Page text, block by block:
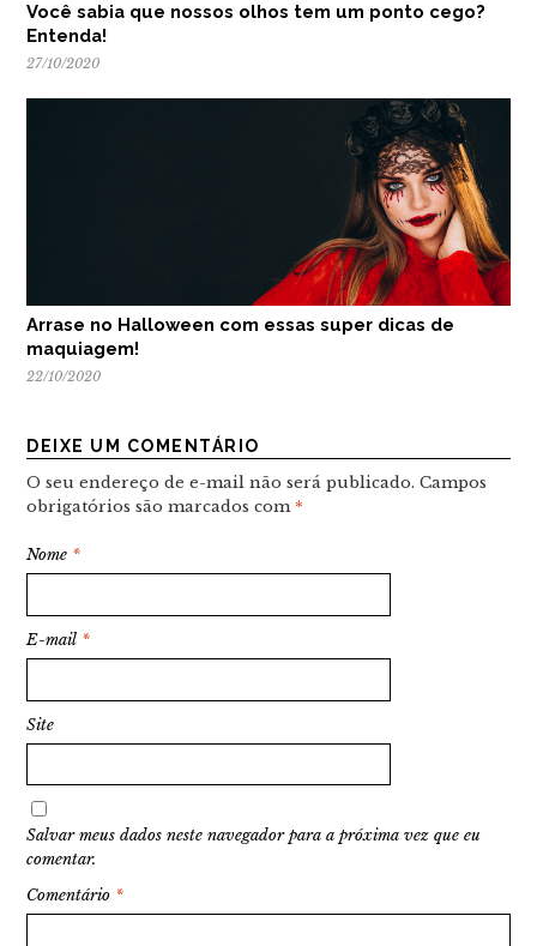
Você sabia que nossos olhos tem um ponto cego?
Entenda!
27/10/2020
Arrase no Halloween com essas super dicas de
maquiagem!
22/10/2020
DEIXE UM COMENTÁRIO
O seu endereço de e-mail não será publicado. Campos
obrigatórios são marcados com *
Nome *
E-mail *
Site
Salvar meus dados neste navegador para a próxima vez que eu
comentar.
Comentário *